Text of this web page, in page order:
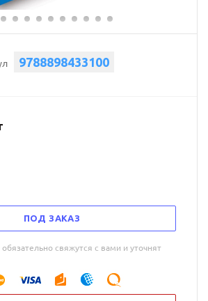
9788898433100
ПОД ЗАКАЗ
свяжутся с вами и уточнят